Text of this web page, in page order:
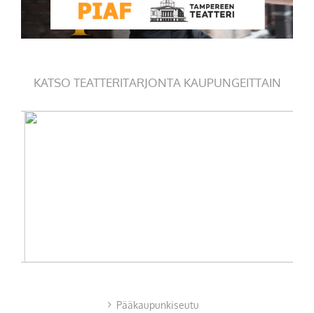
KATSO TEATTERITARJONTA KAUPUNGEITTAIN
Pääkaupunkiseutu